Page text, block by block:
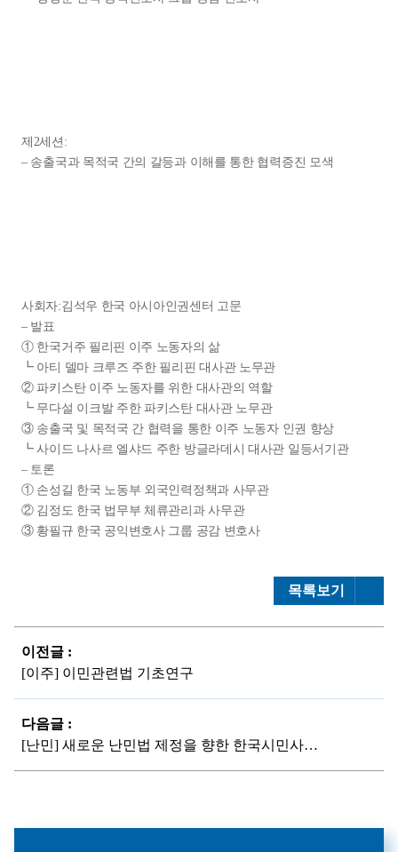
제2세션:
– 송출국과 목적국 간의 갈등과 이해를 통한 협력증진 모색
사회자:김석우 한국 아시아인권센터 고문
– 발표
① 한국거주 필리핀 이주 노동자의 삶
┗ 아티 델마 크루즈 주한 필리핀 대사관 노무관
② 파키스탄 이주 노동자를 위한 대사관의 역할
┗ 무다설 이크발 주한 파키스탄 대사관 노무관
③ 송출국 및 목적국 간 협력을 통한 이주 노동자 인권 향상
┗ 사이드 나사르 엘샤드 주한 방글라데시 대사관 일등서기관
– 토론
① 손성길 한국 노동부 외국인력정책과 사무관
② 김정도 한국 법무부 체류관리과 사무관
③ 황필규 한국 공익변호사 그룹 공감 변호사
목록보기
이전글 :
[이주] 이민관련법 기초연구
다음글 :
[난민] 새로운 난민법 제정을 향한 한국시민사회의 역할 (국문, 영문)